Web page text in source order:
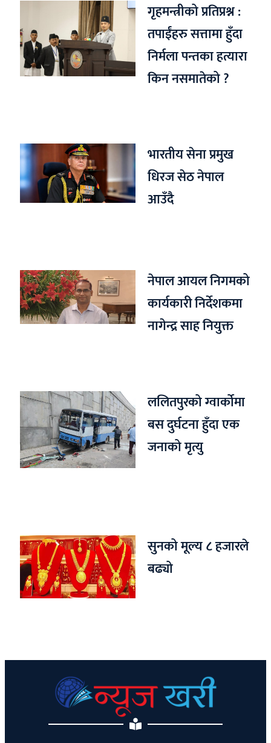
गृहमन्त्रीको प्रतिप्रश्न :
तपाईंहरु सत्तामा हुँदा
निर्मला पन्तका हत्यारा
किन नसमातेको ?
भारतीय सेना प्रमुख
धिरज सेठ नेपाल
आउँदै
नेपाल आयल निगमको
कार्यकारी निर्देशकमा
नागेन्द्र साह नियुक्त
ललितपुरको ग्वार्कोमा
बस दुर्घटना हुँदा एक
जनाको मृत्यु
सुनको मूल्य ८ हजारले
बढ्यो